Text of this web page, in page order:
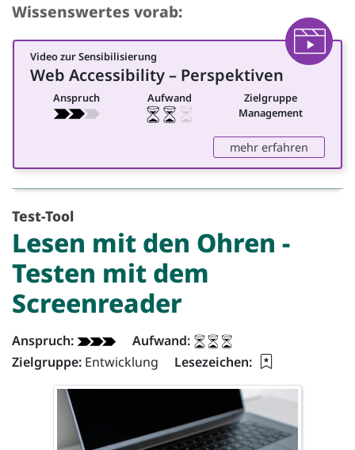
Wissenswertes vorab:
Video zur Sensibilisierung
für Management
Web Accessibility– Perspektiven Video
Anspruch Aufwand
Zielgruppe
Management
mehr erfahren
Test-Tool
Lesen mit den Ohren -
Testen mit dem
Screenreader
App - Info:
Anspruch:
Aufwand:
Zielgruppe: Entwicklung Lesezeichen: